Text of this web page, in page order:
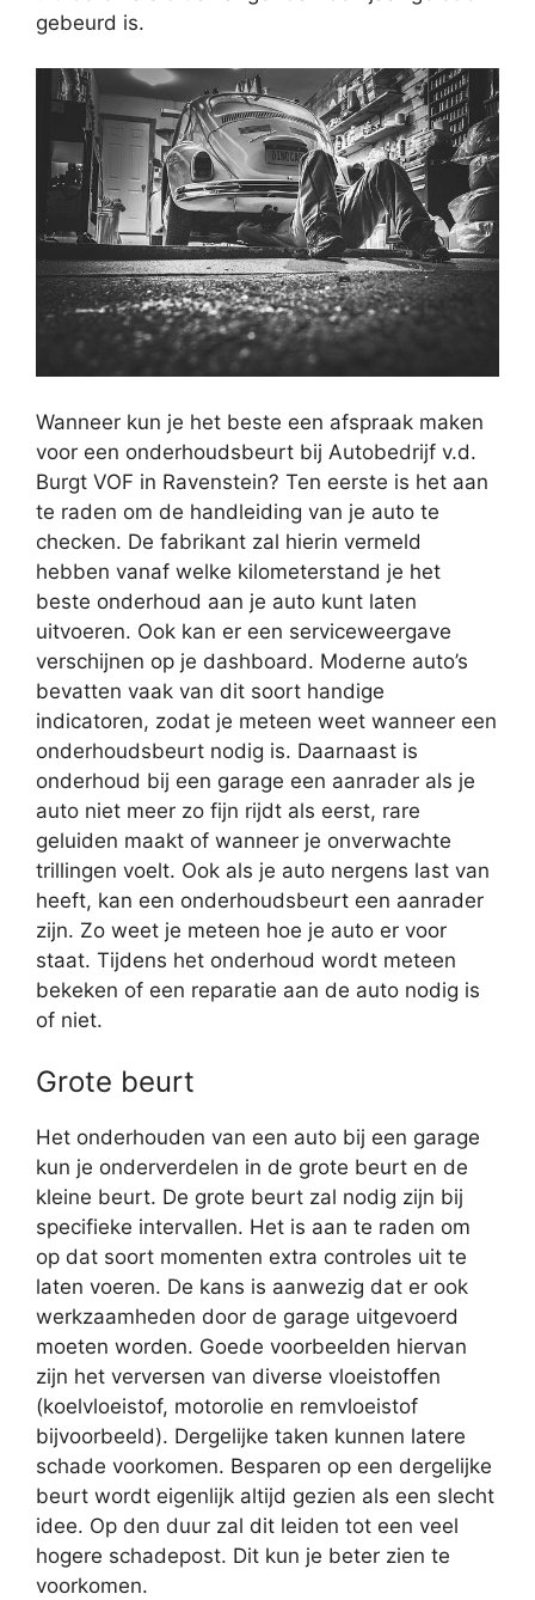
gebeurd is.
Wanneer kun je het beste een afspraak maken
voor een onderhoudsbeurt bij Autobedrijf v.d.
Burgt VOF in Ravenstein? Ten eerste is het aan
te raden om de handleiding van je auto te
checken. De fabrikant zal hierin vermeld
hebben vanaf welke kilometerstand je het
beste onderhoud aan je auto kunt laten
uitvoeren. Ook kan er een serviceweergave
verschijnen op je dashboard. Moderne auto’s
bevatten vaak van dit soort handige
indicatoren, zodat je meteen weet wanneer een
onderhoudsbeurt nodig is. Daarnaast is
onderhoud bij een garage een aanrader als je
auto niet meer zo fijn rijdt als eerst, rare
geluiden maakt of wanneer je onverwachte
trillingen voelt. Ook als je auto nergens last van
heeft, kan een onderhoudsbeurt een aanrader
zijn. Zo weet je meteen hoe je auto er voor
staat. Tijdens het onderhoud wordt meteen
bekeken of een reparatie aan de auto nodig is
of niet.
Grote beurt
Het onderhouden van een auto bij een garage
kun je onderverdelen in de grote beurt en de
kleine beurt. De grote beurt zal nodig zijn bij
specifieke intervallen. Het is aan te raden om
op dat soort momenten extra controles uit te
laten voeren. De kans is aanwezig dat er ook
werkzaamheden door de garage uitgevoerd
moeten worden. Goede voorbeelden hiervan
zijn het verversen van diverse vloeistoffen
(koelvloeistof, motorolie en remvloeistof
bijvoorbeeld). Dergelijke taken kunnen latere
schade voorkomen. Besparen op een dergelijke
beurt wordt eigenlijk altijd gezien als een slecht
idee. Op den duur zal dit leiden tot een veel
hogere schadepost. Dit kun je beter zien te
voorkomen.